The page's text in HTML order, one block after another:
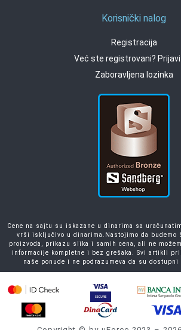
Korisnički nalog
Registracija
Već ste registrovani? Prijavi
Zaboravljena lozinka
Cene na sajtu su iskazane u dinarima sa
vrši isključivo u dinarima.Nastojimo da budemo
proizvoda, prikazu slika i samih cena, ali ne
informacije kompletne i bez grešaka. Svi artikli
naše ponude i ne podrazumeva da su dostupni